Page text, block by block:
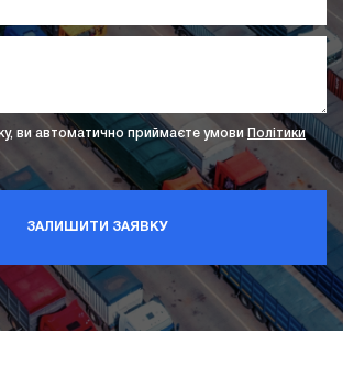
ви автоматично приймаєте умови Політики
ЗАЛИШИТИ ЗАЯВКУ